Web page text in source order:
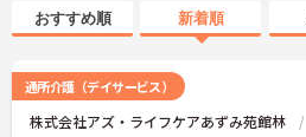
おすすめ順 新着順
通所介護（デイサービス）
株式会社アズ・ライフケアあずみ苑館林